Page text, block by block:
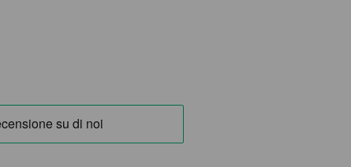
direttamente nella tua inbox!